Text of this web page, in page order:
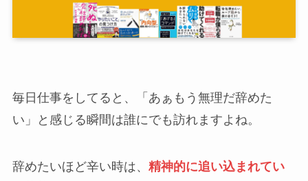
毎日仕事をしてると、「あぁもう無理だ辞めた
い」と感じる瞬間は誰にでも訪れますよね。
辞めたいほど辛い時は、 精神的に追い込まれてい